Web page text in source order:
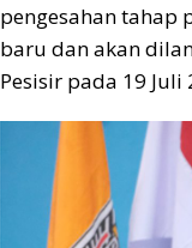
pengesahan tahap
baru dan akan
Pesisir pada 19